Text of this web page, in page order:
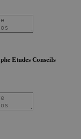
Etudes Conseils